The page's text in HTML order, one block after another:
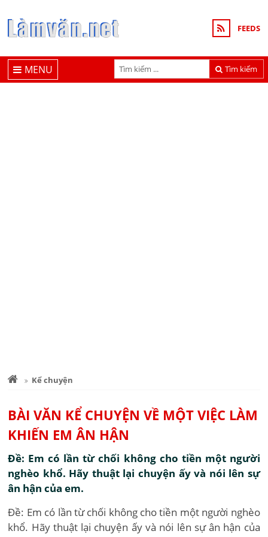
FEEDS
Tìm kiếm
MENU
Kể chuyện
BÀI VĂN KỂ CHUYỆN VỀ MỘT VIỆC LÀM
KHIẾN EM ÂN HẬN
Đề: Em có lần từ chối không cho tiền một người
nghèo khổ. Hãy thuật lại chuyện ấy và nói lên sự
ân hận của em.
Đề: Em có lần từ chối không cho tiền một người nghèo
khổ. Hãy thuật lại chuyện ấy và nói lên sự ân hận của